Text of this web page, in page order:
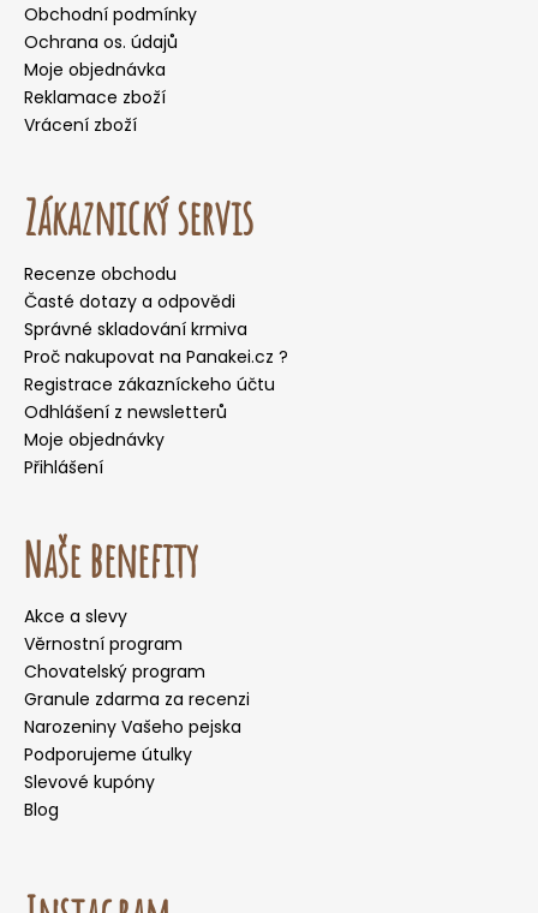
Obchodní podmínky
Ochrana os. údajů
Moje objednávka
Reklamace zboží
Vrácení zboží
Zákaznický servis
Recenze obchodu
Časté dotazy a odpovědi
Správné skladování krmiva
Proč nakupovat na Panakei.cz ?
Registrace zákazníckeho účtu
Odhlášení z newsletterů
Moje objednávky
Přihlášení
Naše benefity
Akce a slevy
Věrnostní program
Chovatelský program
Granule zdarma za recenzi
Narozeniny Vašeho pejska
Podporujeme útulky
Slevové kupóny
Blog